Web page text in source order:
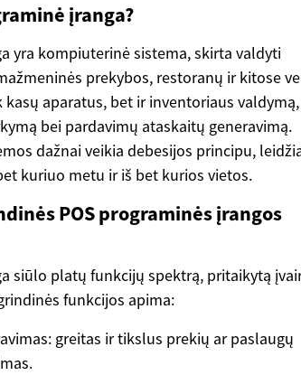
įranga?
yra kompiuterinė sistema, skirta valdyti
prekybos, restoranų ir kitose
kasų aparatus, bet ir inventoriaus valdymą,
bei pardavimų ataskaitų generavimą.
dažnai veikia debesijos principu,
kuriuo metu ir iš bet kurios vietos.
POS programinės įrangos
siūlo platų funkcijų spektrą, pritaikytą
funkcijos apima:
greitas ir tikslus prekių ar paslaugų